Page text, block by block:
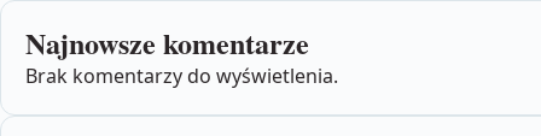
Najnowsze komentarze
Brak komentarzy do wyświetlenia.